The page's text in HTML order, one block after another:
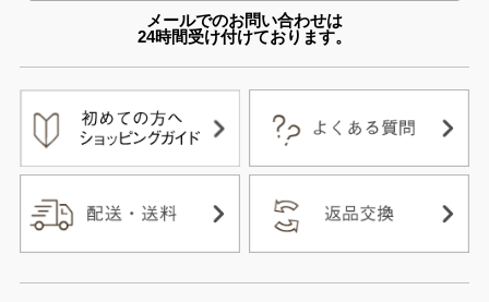
メールでのお問い合わせは
24時間受け付けております。